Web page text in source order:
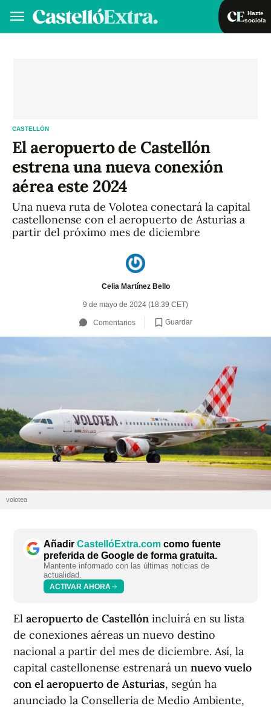
Hazte
socio/a
CASTELLÓN
El aeropuerto de Castellón
estrena una nueva conexión
aérea este 2024
Una nueva ruta de Volotea conectará la capital
castellonense con el aeropuerto de Asturias a
partir del próximo mes de diciembre
Celia Martínez Bello
9 de mayo de 2024 (18:39 CET)
Comentarios Guardar
volotea
Añadir CastellóExtra.com como fuente
preferida de Google de forma gratuita.
Mantente informado con las últimas noticias de
actualidad.
ACTIVAR AHORA
El aeropuerto de Castellón incluirá en su lista
de conexiones aéreas un nuevo destino
nacional a partir del mes de diciembre. Así, la
capital castellonense estrenará un nuevo vuelo
con el aeropuerto de Asturias, según ha
anunciado la Conselleria de Medio Ambiente,